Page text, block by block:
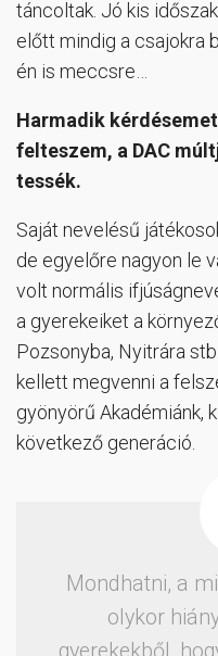
táncoltak. Jó kis
előtt mindig a csajokra
én is meccsre…
Harmadik
felteszem, a DAC
tessék.
Saját nevelésű
de egyelőre nagyon le
volt normális
a gyerekeiket a
Pozsonyba, Nyitrára
kellett megvenni a
gyönyörű Akadémiánk,
következő generáció.
Mondhatni, a
olykor
gyerekekből,